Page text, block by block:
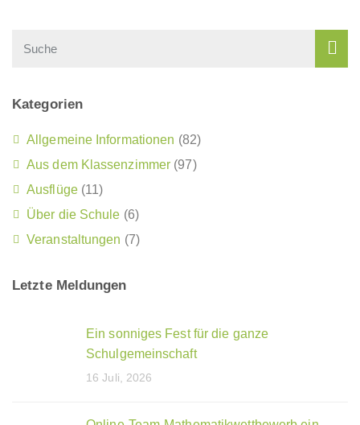
Kategorien
Allgemeine Informationen (82)
Aus dem Klassenzimmer (97)
Ausflüge(11)
Über die Schule (6)
Veranstaltungen (7)
Letzte Meldungen
Ein sonniges Fest für die ganze
Schulgemeinschaft
16 Juli, 2026